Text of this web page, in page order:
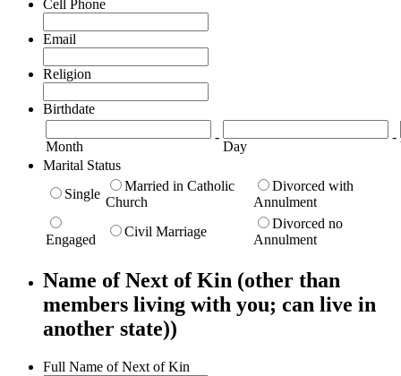
Cell Phone
Email
Religion
Birthdate
Month
-
Day
-
Marital Status
Single
Married in Catholic
Church
Divorced with
Annulment
Engaged
Civil Marriage
Divorced no
Annulment
Name of Next of Kin (other than
members living with you; can live in
another state))
Full Name of Next of Kin